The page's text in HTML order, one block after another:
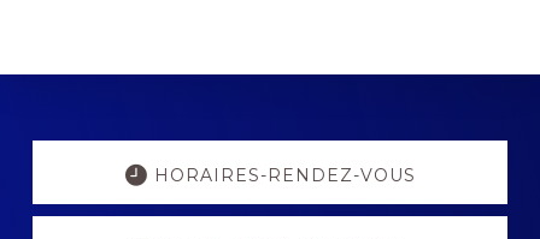
Explore
HORAIRES-RENDEZ-VOUS